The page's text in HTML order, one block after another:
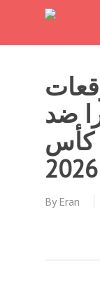
main
ضد
كأس
By Eran